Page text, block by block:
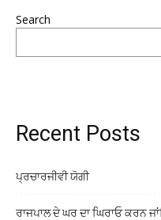
Search
Recent Posts
ਪ੍ਰਚਾਰਜੀਵੀ ਯੋਗੀ
ਰਾਜਪਾਲ ਦੇ ਘਰ ਦਾ ਘਿਰਾਓ ਕਰਨ